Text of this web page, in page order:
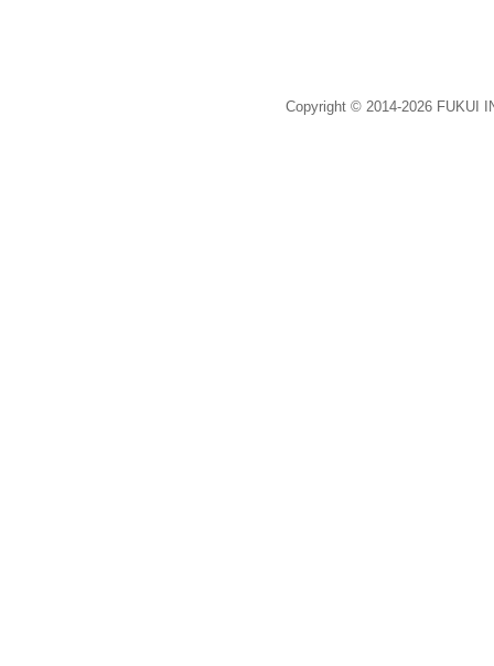
Copyright © 2014-2026 FUKUI